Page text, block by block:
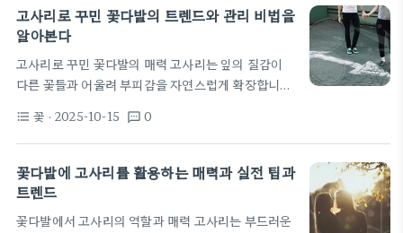
트렌드에서도 그린 포인트로 자주 등장하며, 작은 화
분으로도 큰 분위기를 연출할 수 있습니다. 정원이나
면 각 계절의 색을 한층 돋보이게 만듭니다. 배경이 단
색인 경우 특히 고사리의 질감이 돋보이며, 꽃의 형태
와 색이 서로 방해되지 않고 조화롭게 어울립니다. 길
고사리로 꾸민 꽃다발의 트렌드와 관리 비법을
알아본다
고사리로 꾸민 꽃다발의 매력 고사리는 잎의 질감이
다른 꽃들과 어울려 부피감을 자연스럽게 확장합니
같은 분위기를 연출할 수 있습니다. 요즘 웨딩 부케나
이벤트 샘플에서도 고사리가 자주 선택되는데, 이는
친환경 미니멀리즘 트렌드와도 맞물립니다. 실제 현
장 사진을 보면, 고사리의 초록실루엣이 다른 색조를
한 포장지나 리본과 조합하면 생동감이 더해져 사진
format_list_bulleted 꽃 · 2025-10-15 textsms 0
꽃다발에 고사리를 활용하는 매력과 실전 팁과
트렌드
꽃다발에서 고사리의 역할과 매력 고사리는 부드러운